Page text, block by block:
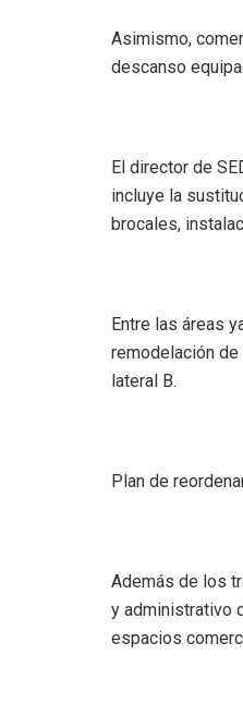
Asimismo,
descanso
El director de
incluye la
brocales,
Entre las áreas
remodelación
lateral B.
Plan de
Además de los
y administrativo
espacios